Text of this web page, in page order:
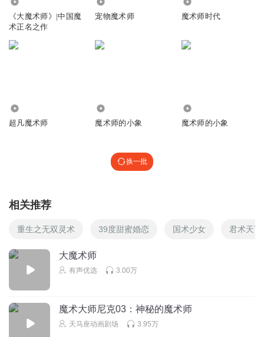
《大魔术师》|中国魔
术正名之作
宠物魔术师 魔术师时代
超凡魔术师 魔术师的小象 魔术师的小象
换一批
相关推荐
重生之无双灵术 39度甜蜜婚恋 国术少女 君术天下
大魔术师
有声优选 3.00万
魔术大师尼克03：神秘的魔术师
天马座动画剧场 3.95万